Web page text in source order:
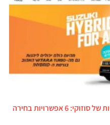
הוצג הסדר פשרה בפרשת ההיברידיות של סוזוקי: 6 אפשרויות בחירה